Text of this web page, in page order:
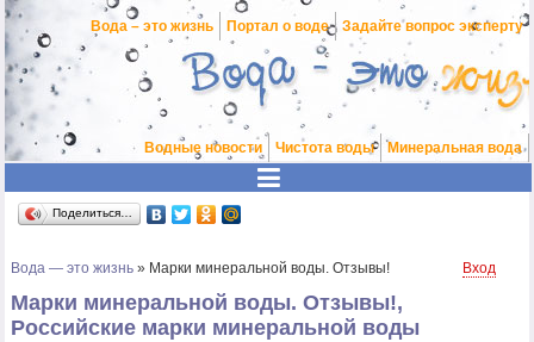
Вода – это жизнь Портал о воде Задайте вопрос эксперту
Водные новости Чистота воды Минеральная вода
Поделиться…
Вода — это жизнь » Марки минеральной воды. Отзывы! Вход
Марки минеральной воды. Отзывы!,
Российские марки минеральной воды